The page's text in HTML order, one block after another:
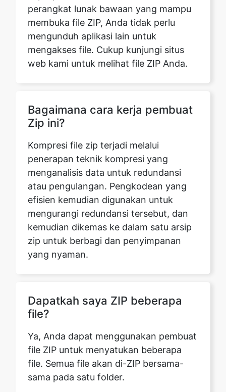
mengakses file. Cukup kunjungi situs
web kami untuk melihat file ZIP Anda.
Bagaimana cara kerja pembuat
penerapan teknik kompresi yang
menganalisis data untuk redundansi
atau pengulangan. Pengkodean yang
efisien kemudian digunakan untuk
mengurangi redundansi tersebut, dan
kemudian dikemas ke dalam satu arsip
zip untuk berbagi dan penyimpanan
yang nyaman.
Dapatkah saya ZIP beberapa
file ZIP untuk menyatukan beberapa
file. Semua file akan di-ZIP bersama-
sama pada satu folder.
Apa itu file zip?